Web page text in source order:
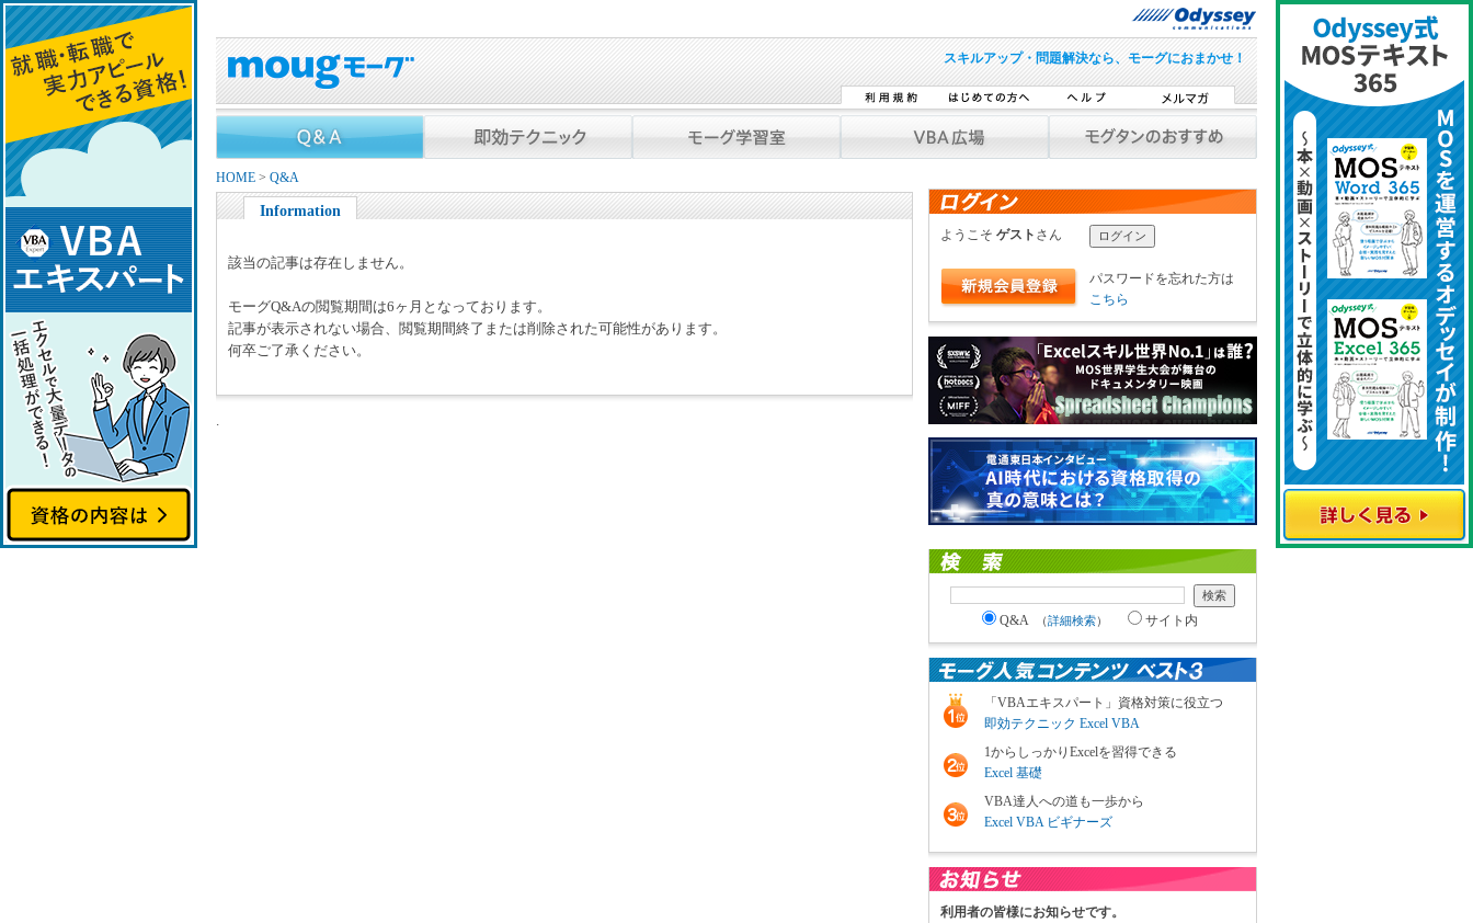
スキルアップ・問題解決なら、モーグにおまかせ！
HOME > Q&A
Information
該当の記事は存在しません。
モーグQ&Aの閲覧期間は6ヶ月となっております。
記事が表示されない場合、閲覧期間終了または削除された可能性があります。
何卒ご了承ください。
ようこそ ゲスト さん
パスワードを忘れた方は
こちら
Q&A （詳細検索） サイト内
「VBAエキスパート」資格対策に役立つ
即効テクニック Excel VBA
1からしっかりExcelを習得できる
Excel 基礎
VBA達人への道も一歩から
Excel VBA ビギナーズ
利用者の皆様にお知らせです。